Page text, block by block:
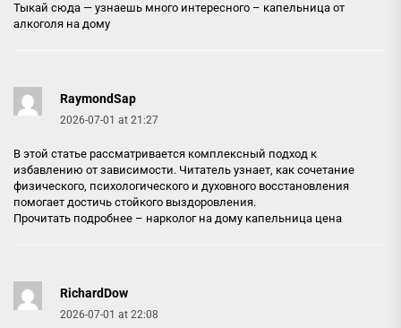
Тыкай сюда — узнаешь много интересного – капельница от
алкоголя на дому
RaymondSap
2026-07-01 at 21:27
В этой статье рассматривается комплексный подход к
избавлению от зависимости. Читатель узнает, как сочетание
физического, психологического и духовного восстановления
помогает достичь стойкого выздоровления.
Прочитать подробнее – нарколог на дому капельница цена
RichardDow
2026-07-01 at 22:08